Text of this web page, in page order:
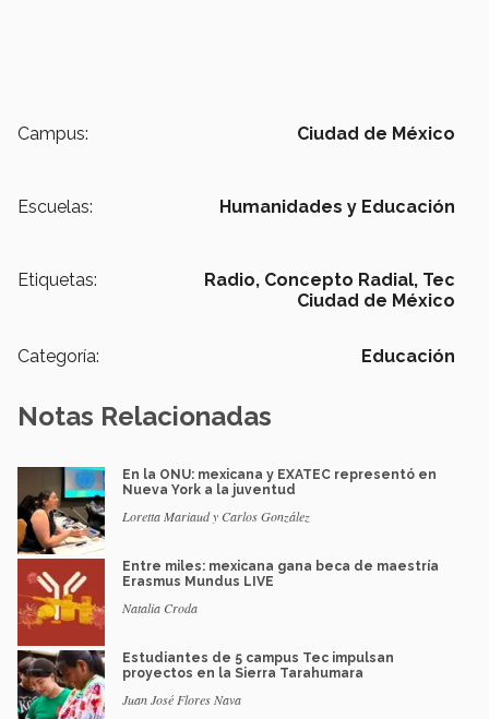
Campus: Ciudad de México
Escuelas: Humanidades y Educación
Etiquetas: Radio, Concepto Radial, Tec
Ciudad de México
Categoría: Educación
Notas Relacionadas
En la ONU: mexicana y EXATEC representó en
Nueva York a la juventud
Loretta Mariaud y Carlos González
Entre miles: mexicana gana beca de maestría
Erasmus Mundus LIVE
Natalia Croda
Estudiantes de 5 campus Tec impulsan
proyectos en la Sierra Tarahumara
Juan José Flores Nava